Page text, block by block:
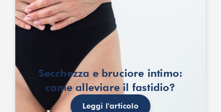
Secchezza e bruciore intimo:
come alleviare il fastidio?
Leggi l'articolo